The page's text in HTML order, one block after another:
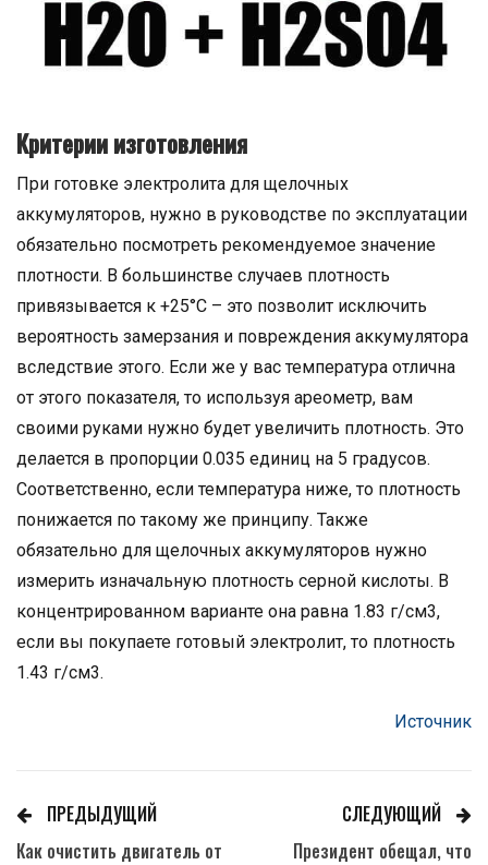
Критерии изготовления
При готовке электролита для щелочных
аккумуляторов, нужно в руководстве по эксплуатации
обязательно посмотреть рекомендуемое значение
плотности. В большинстве случаев плотность
привязывается к +25°С – это позволит исключить
вероятность замерзания и повреждения аккумулятора
вследствие этого. Если же у вас температура отлична
от этого показателя, то используя ареометр, вам
своими руками нужно будет увеличить плотность. Это
делается в пропорции 0.035 единиц на 5 градусов.
Соответственно, если температура ниже, то плотность
понижается по такому же принципу. Также
обязательно для щелочных аккумуляторов нужно
измерить изначальную плотность серной кислоты. В
концентрированном варианте она равна 1.83 г/см3,
если вы покупаете готовый электролит, то плотность
1.43 г/см3.
Источник
ПРЕДЫДУЩИЙ
Как очистить двигатель от
СЛЕДУЮЩИЙ
Президент обещал, что